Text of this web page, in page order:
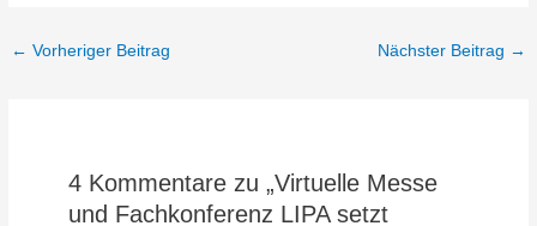
← Vorheriger Beitrag Nächster Beitrag →
4 Kommentare zu „Virtuelle Messe
und Fachkonferenz LIPA setzt